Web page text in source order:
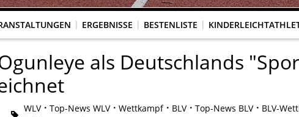
ERGEBNISSE BESTENLISTE
als Deutschlands
WLV Top-News WLV Wettkampf BLV Top-News BLV BLV-